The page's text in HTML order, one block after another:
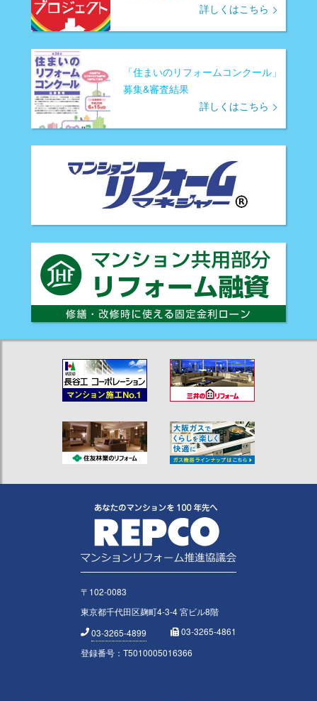
詳しくはこちら
「住まいのリフォームコンクール」
募集&審査結果
詳しくはこちら
〒102-0083
東京都千代田区麹町4-3-4 宮ビル8階
03-3265-4899
03-3265-4861
登録番号：T5010005016366